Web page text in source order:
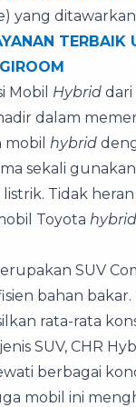
yang
Mobil Hybrid dari
dalam
hybrid
sekali
Tidak heran
Toyota hybrid
SUV
bahan
rata-rata
SUV, CHR
berbagai
mobil ini